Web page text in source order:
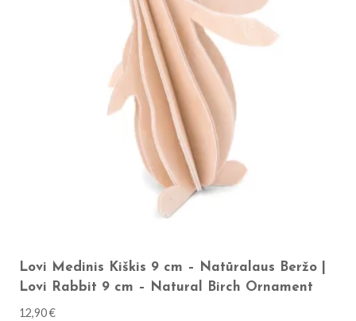
Lovi Medinis Kiškis 9 cm – Natūralaus Beržo |
Lovi Rabbit 9 cm – Natural Birch Ornament
12,90€